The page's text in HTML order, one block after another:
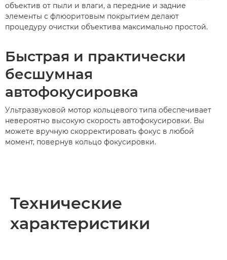
объектив от пыли и влаги, а передние и задние
элементы с флюоритовым покрытием делают
процедуру очистки объектива максимально простой.
Быстрая и практически
бесшумная
автофокусировка
Ультразвуковой мотор кольцевого типа обеспечивает
невероятно высокую скорость автофокусировки. Вы
можете вручную скорректировать фокус в любой
момент, повернув кольцо фокусировки.
Технические
характеристики